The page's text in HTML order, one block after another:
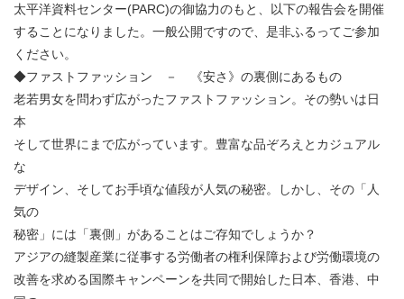
太平洋資料センター(PARC)の御協力のもと、以下の報告会を開催
することになりました。一般公開ですので、是非ふるってご参加
ください。
◆ファストファッション － 《安さ》の裏側にあるもの
老若男女を問わず広がったファストファッション。その勢いは日
本
そして世界にまで広がっています。豊富な品ぞろえとカジュアル
な
デザイン、そしてお手頃な値段が人気の秘密。しかし、その「人
気の
秘密」には「裏側」があることはご存知でしょうか？
アジアの縫製産業に従事する労働者の権利保障および労働環境の
改善を求める国際キャンペーンを共同で開始した日本、香港、中